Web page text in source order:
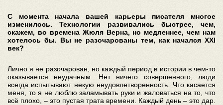
С момента начала вашей карьеры писателя многое
изменилось. Технологии развивались быстрее, чем,
скажем, во времена Жюля Верна, но медленнее, чем нам
хотелось бы. Вы не разочарованы тем, как начался XXI
век?
Лично я не разочарован, но каждый период в истории в чем-то
оказывается неудачным. Нет ничего совершенного, люди
всегда испытывают некую неудовлетворенность. Что касается
меня, то я не люблю заламывать руки и жаловаться на то, что
всё плохо, – это пустая трата времени. Каждый день – это дар.